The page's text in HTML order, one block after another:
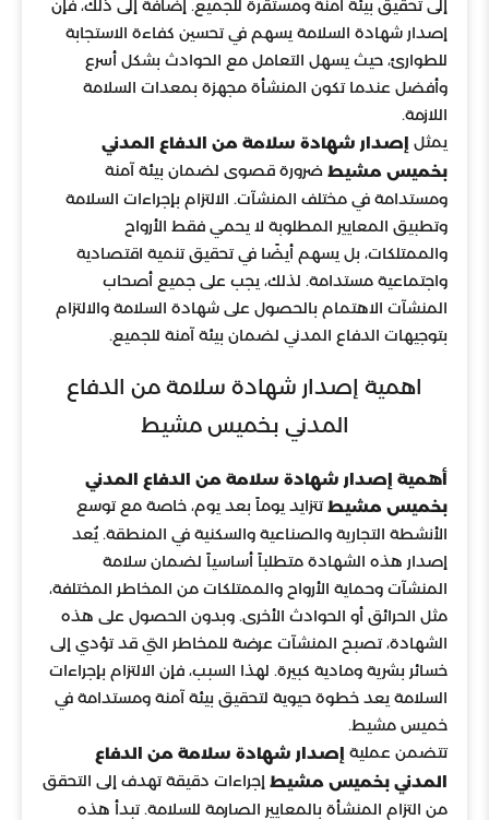
إلى تحقيق بيئة آمنة ومستقرة للجميع. إضافة إلى ذلك، فإن
إصدار شهادة السلامة يسهم في تحسين كفاءة الاستجابة
للطوارئ، حيث يسهل التعامل مع الحوادث بشكل أسرع
وأفضل عندما تكون المنشأة مجهزة بمعدات السلامة
اللازمة.
يمثل إصدار شهادة سلامة من الدفاع المدني
بخميس مشيط ضرورة قصوى لضمان بيئة آمنة
ومستدامة في مختلف المنشآت. الالتزام بإجراءات السلامة
وتطبيق المعايير المطلوبة لا يحمي فقط الأرواح
والممتلكات، بل يسهم أيضًا في تحقيق تنمية اقتصادية
واجتماعية مستدامة. لذلك، يجب على جميع أصحاب
المنشآت الاهتمام بالحصول على شهادة السلامة والالتزام
بتوجيهات الدفاع المدني لضمان بيئة آمنة للجميع.
اهمية إصدار شهادة سلامة من الدفاع
المدني بخميس مشيط
أهمية إصدار شهادة سلامة من الدفاع المدني
بخميس مشيطتتزايد يوماً بعد يوم، خاصة مع توسع
الأنشطة التجارية والصناعية والسكنية في المنطقة. يُعد
إصدار هذه الشهادة متطلباً أساسياً لضمان سلامة
المنشآت وحماية الأرواح والممتلكات من المخاطر المختلفة،
مثل الحرائق أو الحوادث الأخرى. وبدون الحصول على هذه
الشهادة، تصبح المنشآت عرضة للمخاطر التي قد تؤدي إلى
خسائر بشرية ومادية كبيرة. لهذا السبب، فإن الالتزام بإجراءات
السلامة يعد خطوة حيوية لتحقيق بيئة آمنة ومستدامة في
خميس مشيط.
تتضمن عملية إصدار شهادة سلامة من الدفاع
المدني بخميس مشيط إجراءات دقيقة تهدف إلى التحقق
من التزام المنشأة بالمعايير الصارمة للسلامة. تبدأ هذه